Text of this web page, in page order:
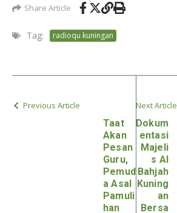
Share Article
Tag: radioqu kuningan
Previous Article
Taat
Akan
Pesan
Guru,
Pemud
a Asal
Pamuli
han
Next Article
Dokum
entasi
Majeli
s Al
Bahjah
Kuning
an
Bersa